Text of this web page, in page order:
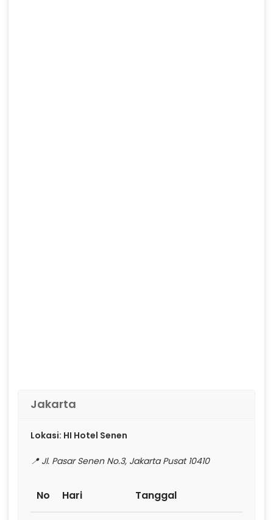
Jakarta
Lokasi: HI Hotel Senen
📍 Jl. Pasar Senen No.3, Jakarta Pusat 10410
No Hari Tanggal